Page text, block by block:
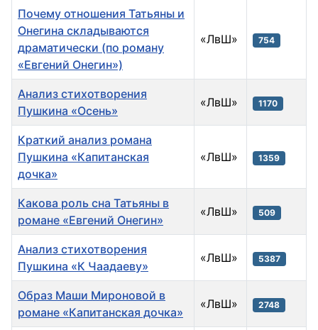
Почему отношения Татьяны и
Онегина складываются
драматически (по роману
«Евгений Онегин»)
«ЛвШ» 754
Анализ стихотворения
Пушкина «Осень»
«ЛвШ» 1170
Краткий анализ романа
Пушкина «Капитанская
дочка»
«ЛвШ» 1359
Какова роль сна Татьяны в
романе «Евгений Онегин»
«ЛвШ» 509
Анализ стихотворения
Пушкина «К Чаадаеву»
«ЛвШ» 5387
Образ Маши Мироновой в
романе «Капитанская дочка»
«ЛвШ» 2748